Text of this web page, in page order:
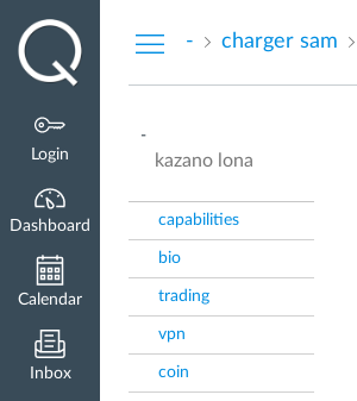
Login
Dashboard
Calendar
Inbox
- charger sam
-
kazano lona
capabilities
bio
trading
vpn
coin